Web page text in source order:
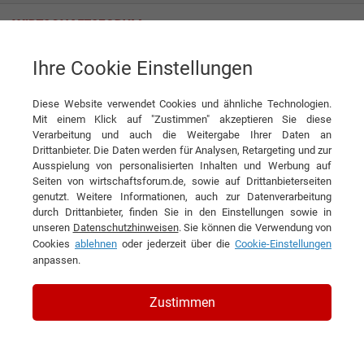
Gesundheit, Medizin & Pharma
Gesundheit, Medizin & Pharma
Wirtschaftsforum Branchen
DieGesundheitswirtschaftgehört mit insgesamt 4,4
Millionen Beschäftigten und jährlichen Exporten von
zuletzt etwa 89 Milliarden EUR zu einem der
wichtigsten Teilbereiche der Wirtschaft in
Deutschland. Unter den Sammelbegriff
Gesundheitswirtschaft fallen alle Wirtschaftszweige,
die in einem Bezug zur Gesundheit sehen. Dabei
reicht das Spektrum von der ambulanten
Ihre Cookie Einstellungen
Diese Website verwendet Cookies und ähnliche Technologien.
Mit einem Klick auf "Zustimmen" akzeptieren Sie diese
Verarbeitung und auch die Weitergabe Ihrer Daten an
Drittanbieter. Die Daten werden für Analysen, Retargeting und zur
Ausspielung von personalisierten Inhalten und Werbung auf
Seiten von wirtschaftsforum.de, sowie auf Drittanbieterseiten
genutzt. Weitere Informationen, auch zur Datenverarbeitung
durch Drittanbieter, finden Sie in den Einstellungen sowie in
unseren Datenschutzhinweisen. Sie können die Verwendung von
Cookies ablehnen oder jederzeit über die Cookie-Einstellungen
anpassen.
Zustimmen